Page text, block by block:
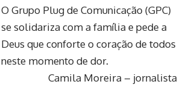
O Grupo Plug de Comunicação (GPC)
se solidariza com a família e pede a
Deus que conforte o coração de todos
neste momento de dor.
Camila Moreira – jornalista